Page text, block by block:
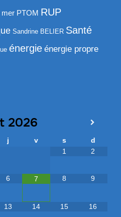
mer PTOM RUP
Sandrine BELIER Santé
énergie énergie propre
2026
j v s
d
1
2
6 7 8 9
13 14 15 16